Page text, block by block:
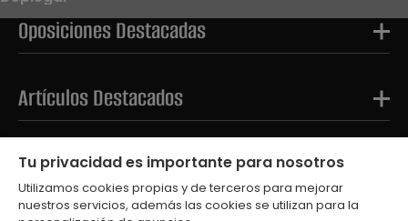
Noticias
Oposiciones
Convocatorias
Paso paso
OPE 2026
Oposiciones Destacadas
Artículos Destacados
Tests Destacados
Tu privacidad es importante para nosotros
Utilizamos cookies propias y de terceros para mejorar
nuestros servicios, además las cookies se utilizan para la